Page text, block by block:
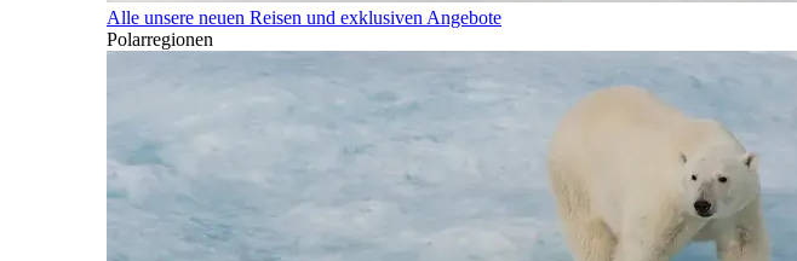
Alle unsere neuen Reisen und exklusiven Angebote
Polarregionen